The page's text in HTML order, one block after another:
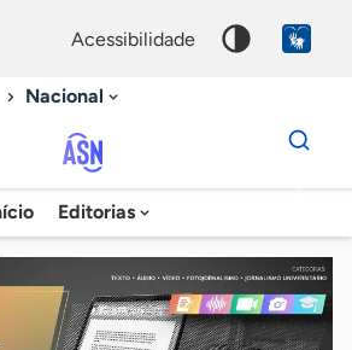
acessibilidade
Nacional
Agência
Sebrae
de
Notícias
Editorias
Dados
para
chave